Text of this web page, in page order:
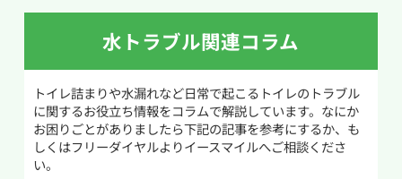
ど放置し、詰まりが改善しているか確認してくだ
ただし、水量が多い状態で行うと泡によって便器
から水があふれることがあるため、事前に水位
を下げておくことが大切です。また、重曹やクエ
ン酸を大量に入れすぎると逆に詰まりの原因に
なることもあるため、分量を守って作業を行いま
のは詰まりの原因になるため注意してください。
大量にトイレットペーパーを使用する際には何
回かに分けて流すなどの工夫をしてトイレを使う
ことでトイレつまりの予防になります。
二つ目の原因は流す際に使用する水量が少ない
ことです。通常大便器には大と小の二通りの流し
水トラブル関連コラム
トイレ詰まりや水漏れなど日常で起こるトイレのトラブル
に関するお役立ち情報をコラムで解説しています。なにか
お困りごとがありましたら下記の記事を参考にするか、も
しくはフリーダイヤルよりイースマイルへご相談くださ
い。